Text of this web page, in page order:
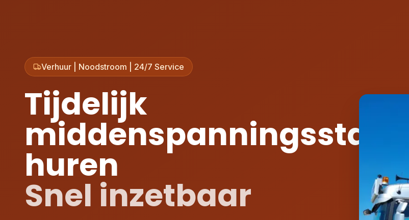
Verhuur | Noodstroom | 24/7 Service
Tijdelijk
middenspanningsstation
huren
Snel inzetbaar